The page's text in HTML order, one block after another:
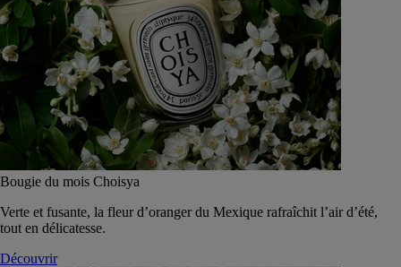
Bougie du mois Choisya
Verte et fusante, la fleur d’oranger du Mexique rafraîchit l’air d’été,
tout en délicatesse.
Découvrir